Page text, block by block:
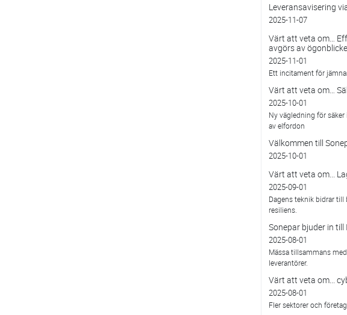
Leveransavisering
2025-11-07
Värt att veta om…
avgörs av
2025-11-01
Ett incitament för
Värt att veta om…
2025-10-01
Ny vägledning för
av elfordon
Välkommen till
2025-10-01
Värt att veta om...
2025-09-01
Dagens teknik bidrar
resiliens.
Sonepar bjuder in
2025-08-01
Mässa tillsammans
leverantörer.
Värt att veta om...
2025-08-01
Fler sektorer och